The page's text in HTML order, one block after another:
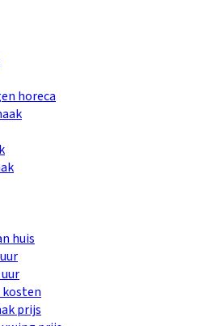
horeca
huis
prijs